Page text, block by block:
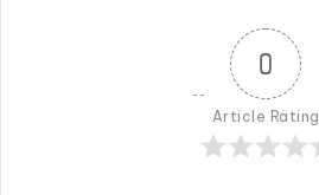
0
Article Rating